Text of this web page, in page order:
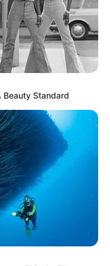
Beauty Standard